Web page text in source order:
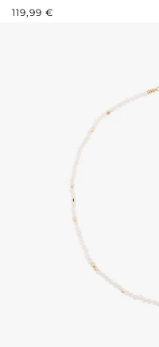
REGULÄRER PREIS:
119,99 €